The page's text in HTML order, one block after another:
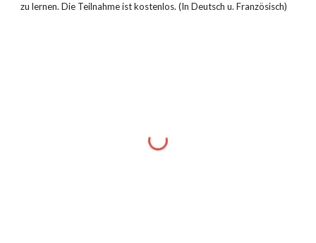
zu lernen. Die Teilnahme ist kostenlos. (In Deutsch u. Französisch)